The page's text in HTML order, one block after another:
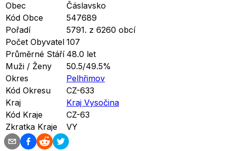
Obec
Čáslavsko
Kód Obce
547689
Pořadí
5791. z 6260 obcí
Počet Obyvatel 107
Průměrné Stáří 48.0 let
Muži / Ženy
50.5/49.5%
Okres
Pelhřimov
Kód Okresu
CZ-633
Kraj
Kraj Vysočina
Kód Kraje
CZ-63
Zkratka Kraje
VY